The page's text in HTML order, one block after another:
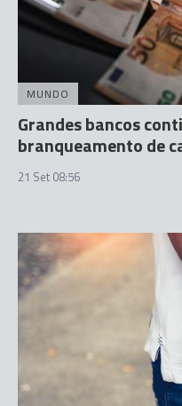
MUNDO
Grandes bancos
branqueamento de
21 Set 08:56